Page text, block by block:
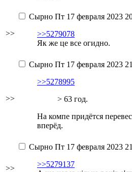
>>
Сырно Пт 17 февраля 2023
>>5279078
Як же це все огидно.
>>
Сырно Пт 17 февраля 2023
>>5278995
> 63 год.
На компе придётся
вперёд.
>>
Сырно Пт 17 февраля 2023
>>5279137